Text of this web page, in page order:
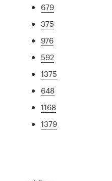
679
375
976
592
1375
648
1168
1379